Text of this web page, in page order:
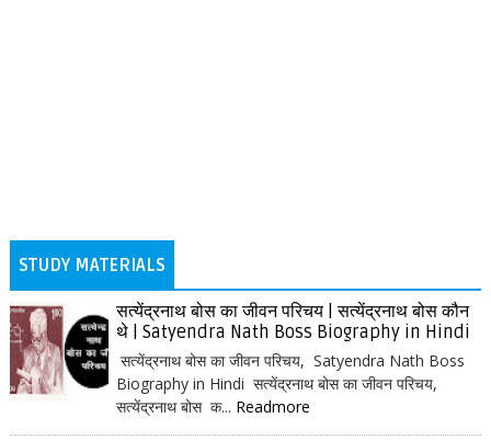
STUDY MATERIALS
सत्येंद्रनाथ बोस का जीवन परिचय | सत्येंद्रनाथ बोस कौन
थे | Satyendra Nath Boss Biography in Hindi
सत्येंद्रनाथ बोस का जीवन परिचय, Satyendra Nath Boss
Biography in Hindi सत्येंद्रनाथ बोस का जीवन परिचय,
सत्येंद्रनाथ बोस क... Readmore